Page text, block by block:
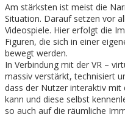
Am stärksten ist meist die
Situation. Darauf setzen vor
Videospiele. Hier erfolgt die
Figuren, die sich in einer
bewegt werden.
In Verbindung mit der VR –
massiv verstärkt, technisiert
dass der Nutzer interaktiv mit
kann und diese selbst
so auch auf die räumliche